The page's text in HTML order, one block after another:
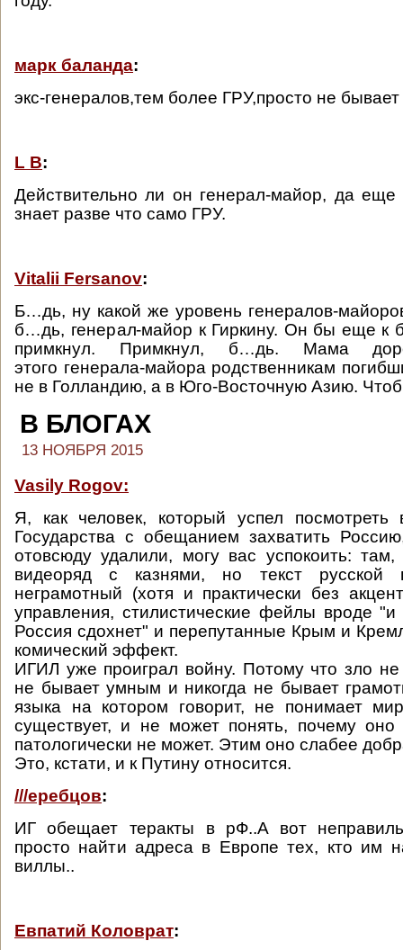
марк баланда:
экс-генералов,тем более ГРУ,просто не бывает
L B:
Действительно ли он генерал-майор, да
знает разве что само ГРУ.
Vitalii Fersanov:
Б…дь, ну какой же уровень генералов-
б…дь, генерал-майор к Гиркину. Он бы еще к
примкнул. Примкнул, б…дь. Мама
этого генерала-майора родственникам
не в Голландию, а в Юго-Восточную Азию.
В БЛОГАХ
13 НОЯБРЯ 2015
Vasily Rogov:
Я, как человек, который успел посмотреть
Государства с обещанием захватить
отовсюду удалили, могу вас успокоить:
видеоряд с казнями, но текст русской
неграмотный (хотя и практически без
управления, стилистические фейлы вроде "и
Россия сдохнет" и перепутанные Крым и
комический эффект.
ИГИЛ уже проиграл войну. Потому что зло
не бывает умным и никогда не бывает
языка на котором говорит, не понимает
существует, и не может понять, почему
патологически не может. Этим оно слабее
Это, кстати, и к Путину относится.
///еребцов:
ИГ обещает теракты в рФ..А вот
просто найти адреса в Европе тех, кто им
виллы..
Евпатий Коловрат: